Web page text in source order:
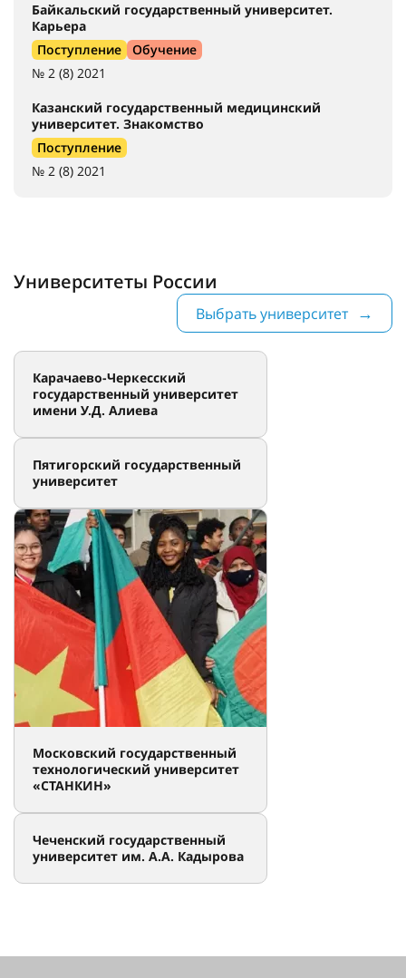
Байкальский государственный университет.
Карьера
Поступление
Обучение
№ 2 (8) 2021
Казанский государственный медицинский
университет. Знакомство
Поступление
№ 2 (8) 2021
Университеты России
Выбрать университет
Карачаево-Черкесский
государственный университет
имени У.Д. Алиева
Пятигорский государственный
университет
Московский государственный
технологический университет
«СТАНКИН»
Чеченский государственный
университет им. А.А. Кадырова